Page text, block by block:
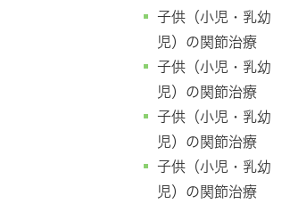
子供（小児・乳幼
児）の関節治療
子供（小児・乳幼
児）の関節治療
子供（小児・乳幼
児）の関節治療
子供（小児・乳幼
児）の関節治療